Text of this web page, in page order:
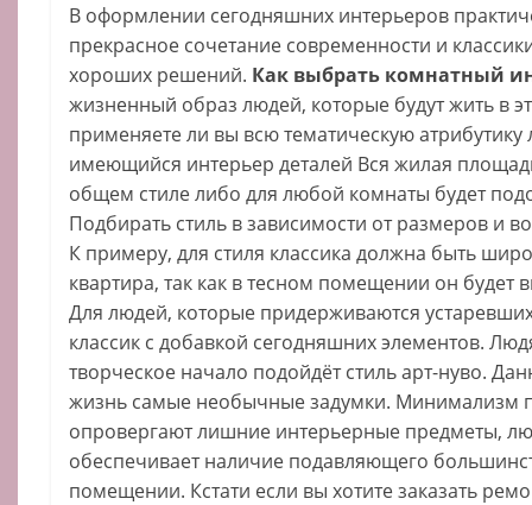
В оформлении сегодняшних интерьеров
прекрасное сочетание современности и
хороших решений. Как выбрать комнатный
жизненный образ людей, которые будут жить в
применяете ли вы всю тематическую атрибутику
имеющийся интерьер деталей Вся жилая
общем стиле либо для любой комнаты будет
Подбирать стиль в зависимости от размеров и
К примеру, для стиля классика должна быть
квартира, так как в тесном помещении он будет
Для людей, которые придерживаются
классик с добавкой сегодняшних элементов.
творческое начало подойдёт стиль арт-нуво.
жизнь самые необычные задумки. Минимализм
опровергают лишние интерьерные предметы,
обеспечивает наличие подавляющего
помещении. Кстати если вы хотите заказать